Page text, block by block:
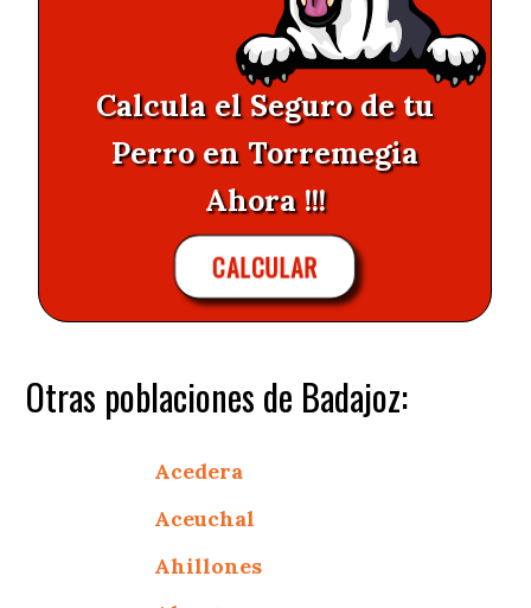
Calcula el Seguro de tu
Perro en Torremegia
Ahora !!!
CALCULAR
Otras poblaciones de Badajoz:
Acedera
Aceuchal
Ahillones